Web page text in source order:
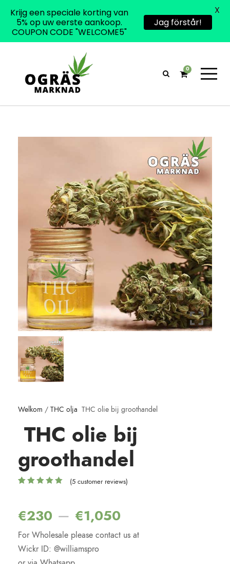
0
Welkom / THC olja THC olie bij groothandel
THC olie bij
groothandel
klantbeoordelin
gen
(5customer reviews)
€230 – €1,050
For Wholesale please contact us at
Wickr ID: @williamspro
Krijg een speciale korting van
5% op uw eerste aankoop.
COUPON CODE "WELCOME5"
Jag förstår!
X